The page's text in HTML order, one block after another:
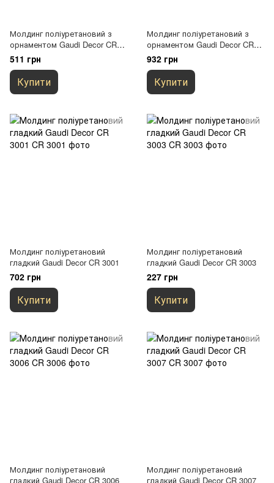
Молдинг поліуретановий з
орнаментом Gaudi Decor CR
639
511 грн
Купити
Молдинг поліуретановий з
орнаментом Gaudi Decor CR
137
932 грн
Купити
Молдинг поліуретановий
гладкий Gaudi Decor CR 3001
702 грн
Купити
Молдинг поліуретановий
гладкий Gaudi Decor CR 3003
227 грн
Купити
Молдинг поліуретановий
гладкий Gaudi Decor CR 3006
Молдинг поліуретановий
гладкий Gaudi Decor CR 3007